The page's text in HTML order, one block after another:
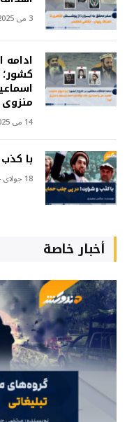
3 می 2025
ادامه
14 می 2025
با
18 جولای 2024
أخبار خاصة